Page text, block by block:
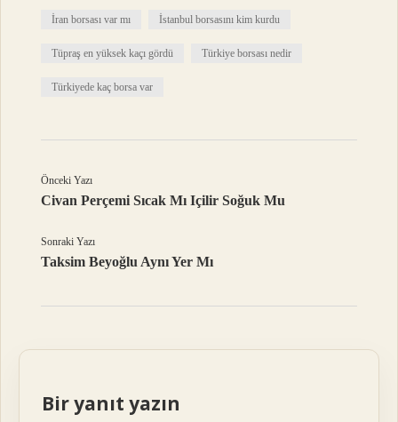
İran borsası var mı İstanbul borsasını kim kurdu
Tüpraş en yüksek kaçı gördü Türkiye borsası nedir
Türkiyede kaç borsa var
Önceki Yazı
Civan Perçemi Sıcak Mı Içilir Soğuk Mu
Sonraki Yazı
Taksim Beyoğlu Aynı Yer Mı
Bir yanıt yazın